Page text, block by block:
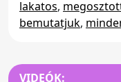
lakatos,
bemutatjuk,
VIDEÓK: